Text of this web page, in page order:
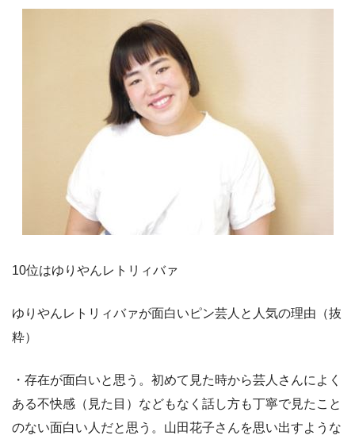
10位はゆりやんレトリィバァ
ゆりやんレトリィバァが面白いピン芸人と人気の理由（抜
粋）
・存在が面白いと思う。初めて見た時から芸人さんによく
ある不快感（見た目）などもなく話し方も丁寧で見たこと
のない面白い人だと思う。山田花子さんを思い出すような